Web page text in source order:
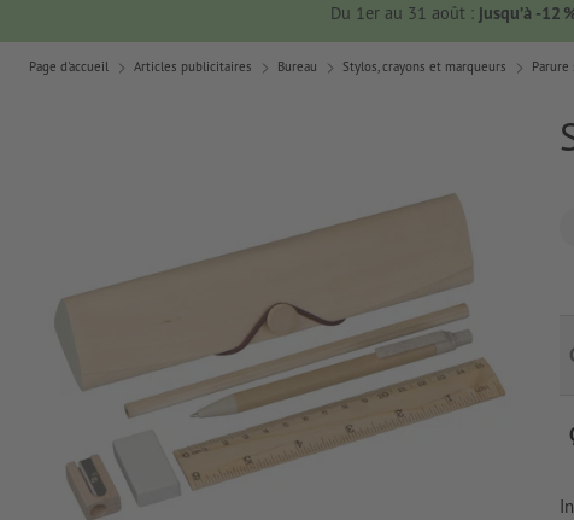
Du 1er au 31 août : jusqu’à -12
Page d'accueil Articles publicitaires Bureau Stylos, crayons et marqueurs Parure